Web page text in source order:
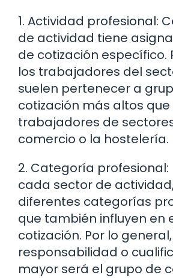
1. Actividad profesional:
de actividad tiene
de cotización específico.
los trabajadores del
suelen pertenecer a
cotización más altos que
trabajadores de
comercio o la hostelería.
2. Categoría profesional:
cada sector de
diferentes categorías
que también influyen en
cotización. Por lo
responsabilidad o
mayor será el grupo de